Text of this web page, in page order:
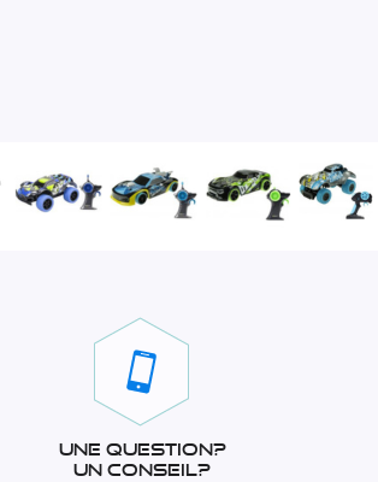
Une question?
Un conseil?